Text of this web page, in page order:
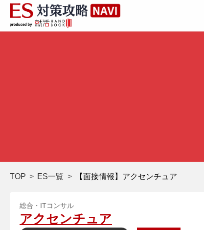
TOP ES一覧 【面接情報】アクセンチュア
総合・ITコンサル
アクセンチュア